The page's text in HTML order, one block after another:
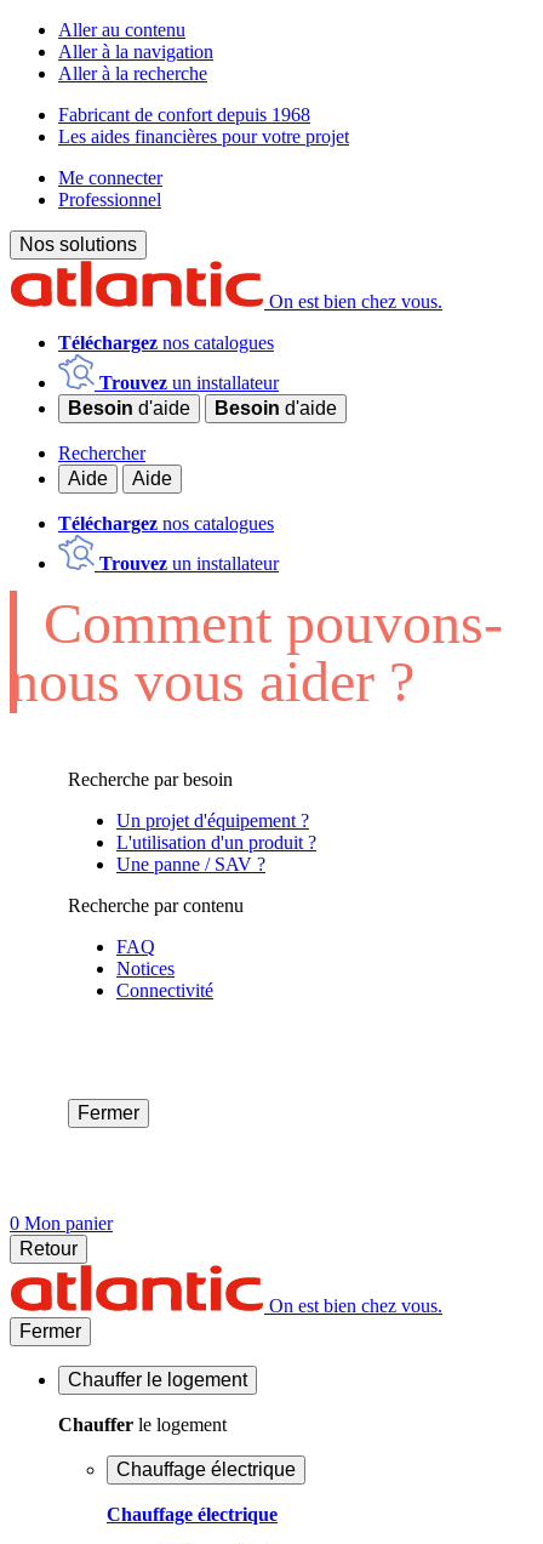
Aller au contenu
Aller à la navigation
Aller à la recherche
Fabricant de confort depuis 1968
Les aides financières pour votre projet
Me connecter
Professionnel
Nos solutions
On est bien chez vous.
Téléchargez nos catalogues
Trouvez un installateur
Besoin d'aide Besoin d'aide
Rechercher
Aide
Aide
Téléchargez nos catalogues
Trouvez un installateur
Comment pouvons-
nous vous aider ?
Recherche par besoin
Un projet d'équipement ?
L'utilisation d'un produit ?
Une panne / SAV ?
Recherche par contenu
FAQ
Notices
Connectivité
Fermer
0 Mon panier
Retour
On est bien chez vous.
Fermer
Chauffer le logement
Chauffer le logement
Chauffage électrique
Chauffage électrique